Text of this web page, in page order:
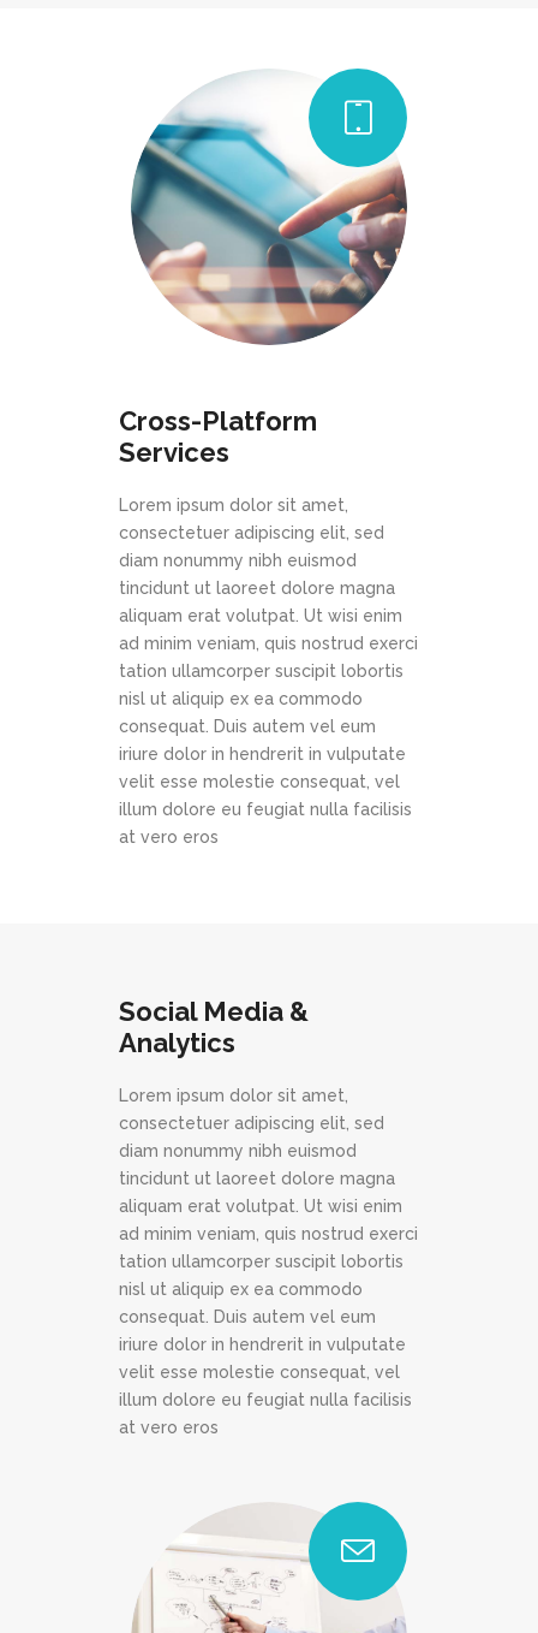
Cross-Platform
Services
Lorem ipsum dolor sit amet,
consectetuer adipiscing elit, sed
diam nonummy nibh euismod
tincidunt ut laoreet dolore magna
aliquam erat volutpat. Ut wisi enim
ad minim veniam, quis nostrud exerci
tation ullamcorper suscipit lobortis
nisl ut aliquip ex ea commodo
consequat. Duis autem vel eum
iriure dolor in hendrerit in vulputate
velit esse molestie consequat, vel
illum dolore eu feugiat nulla facilisis
at vero eros
Social Media &
Analytics
Lorem ipsum dolor sit amet,
consectetuer adipiscing elit, sed
diam nonummy nibh euismod
tincidunt ut laoreet dolore magna
aliquam erat volutpat. Ut wisi enim
ad minim veniam, quis nostrud exerci
tation ullamcorper suscipit lobortis
nisl ut aliquip ex ea commodo
consequat. Duis autem vel eum
iriure dolor in hendrerit in vulputate
velit esse molestie consequat, vel
illum dolore eu feugiat nulla facilisis
at vero eros